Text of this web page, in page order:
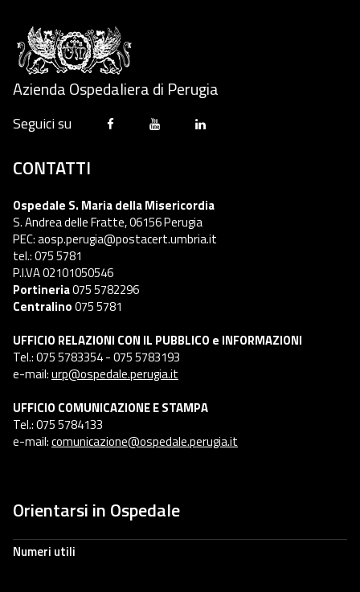
Azienda Ospedaliera di Perugia
Seguici su
CONTATTI
Ospedale S. Maria della Misericordia
S. Andrea delle Fratte, 06156 Perugia
PEC: aosp.perugia@postacert.umbria.it
tel.: 075 5781
P.I.VA 02101050546
Portineria075 5782296
Centralino075 5781
UFFICIO RELAZIONI CON IL PUBBLICO e INFORMAZIONI
Tel.: 075 5783354 - 075 5783193
e-mail:urp@ospedale.perugia.it
UFFICIO COMUNICAZIONE E STAMPA
Tel.: 075 5784133
e-mail:comunicazione@ospedale.perugia.it
Orientarsi in Ospedale
Numeri utili